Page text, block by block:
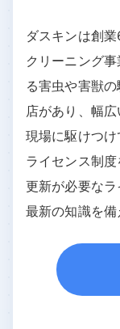
ダスキンは創
クリーニング
る害虫や害獣
店があり、幅
現場に駆けつ
ライセンス制
更新が必要な
最新の知識を備